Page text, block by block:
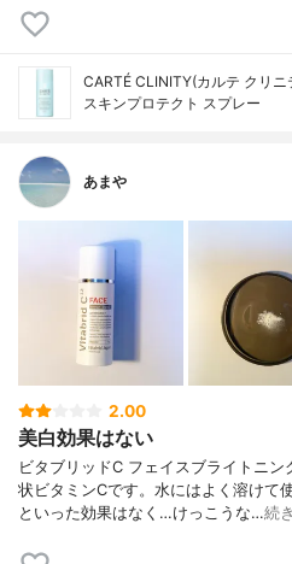
CARTÉ CLINITY(カルテ クリニ
スキンプロテクト スプレー
あまや
2.00
美白効果はない
ビタブリッドC フェイスブライトニ
状ビタミンCです。水にはよく溶けて
といった効果はなく…けっこうな…続